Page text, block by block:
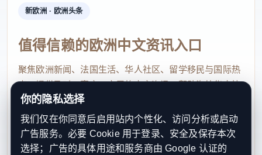
新欧洲 · 欧洲头条
值得信赖的欧洲中文资讯入口
聚焦欧洲新闻、法国生活、华人社区、留学移民与国际热
点，提供及时、真实、实用的中文资讯，帮助海外华人快
速了解欧洲动态。
contact@xinouzhou.com
服务支持、版权与合作：工作日优先处理站务、投稿与权
你的隐私选择
我们仅在你同意后启用站内个性化、访问分析或启动
广告服务。必要 Cookie 用于登录、安全及保存本次
选择；广告的具体用途和服务商由 Google 认证的